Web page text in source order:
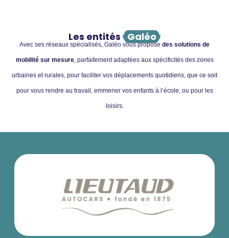
Les entités Galéo
Avec ses réseaux spécialisés, Galéo vous propose des solutions de
mobilité sur mesure, parfaitement adaptées aux spécificités des zones
urbaines et rurales, pour faciliter vos déplacements quotidiens, que ce soit
pour vous rendre au travail, emmener vos enfants à l’école, ou pour les
loisirs.